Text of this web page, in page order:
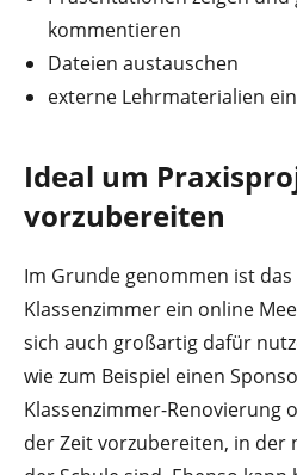
kommentieren
Dateien austauschen
externe Lehrmaterialien
Ideal um
vorzubereiten
Im Grunde genommen ist
Klassenzimmer ein online
sich auch großartig dafür
wie zum Beispiel einen
Klassenzimmer-Renovierung
der Zeit vorzubereiten, in der